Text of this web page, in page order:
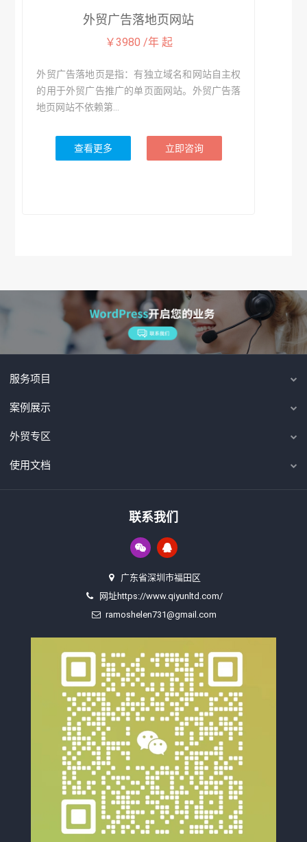
外贸广告落地页网站
￥3980 /年 起
外贸广告落地页是指：有独立域名和网站自主权
的用于外贸广告推广的单页面网站。外贸广告落
地页网站不依赖第...
查看更多 立即咨询
服务项目
案例展示
外贸专区
使用文档
联系我们
广东省深圳市福田区
网址https://www.qiyunltd.com/
ramoshelen731@gmail.com